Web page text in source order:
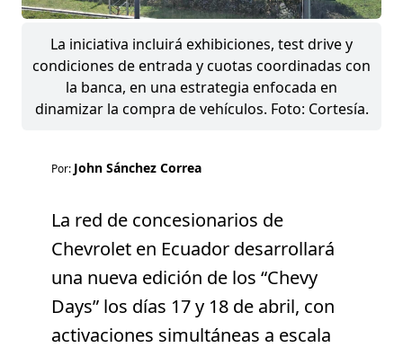
La iniciativa incluirá exhibiciones, test drive y
condiciones de entrada y cuotas coordinadas con
la banca, en una estrategia enfocada en
dinamizar la compra de vehículos. Foto: Cortesía.
Por: John Sánchez Correa
La red de concesionarios de
Chevrolet en Ecuador desarrollará
una nueva edición de los “Chevy
Days” los días 17 y 18 de abril, con
activaciones simultáneas a escala